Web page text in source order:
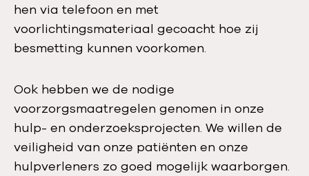
hen via telefoon en met
voorlichtingsmateriaal gecoacht hoe zij
besmetting kunnen voorkomen.
Ook hebben we de nodige
voorzorgsmaatregelen genomen in onze
hulp- en onderzoeksprojecten. We willen de
veiligheid van onze patiënten en onze
hulpverleners zo goed mogelijk waarborgen.